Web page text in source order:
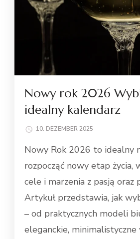
Nowy rok 2026
idealny kalendarz
10. DEZEMBER 2025
Nowy Rok 2026 to idealny
rozpocząć nowy etap życia,
cele i marzenia z pasją oraz
Artykuł przedstawia, jak
– od praktycznych modeli
eleganckie, minimalistyczne